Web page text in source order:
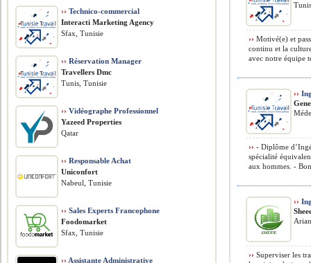
›› Motivé(e) et
continu et la
avec notre équipe
››
›› - Diplôme
spécialité
aux hommes. -
››
›› Superviser les
›› Technico-commercial
Interacti Marketing Agency
Sfax, Tunisie
›› Réservation Manager
Travellers Dmc
Tunis, Tunisie
›› Vidéographe Professionnel
Yazeed Properties
Qatar
›› Responsable Achat
Uniconfort
Nabeul, Tunisie
›› Sales Experts Francophone
Foodomarket
Sfax, Tunisie
›› Assistante Administrative